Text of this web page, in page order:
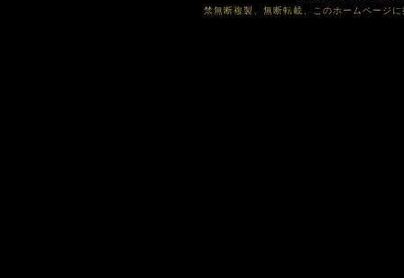
禁無断複製、無断転載、このホームページ